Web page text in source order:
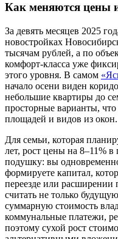
Как меняются цены
За девять месяцев 2025
новостройках
тысячам рублей, а по
комфорт-класса уже
этого уровня. В самом
начало осени виден
небольшие квартиры до
просторные варианты,
площадей и видов из окон.
Для семьи, которая
лет, рост цены на 8–11%
подушку: вы
формируете капитал,
переезде или
считать не только
суммарную стоимость
коммунальные платежи,
поэтому сухой рост